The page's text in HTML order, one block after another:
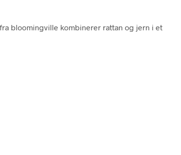
fra bloomingville kombinerer rattan og jern i et